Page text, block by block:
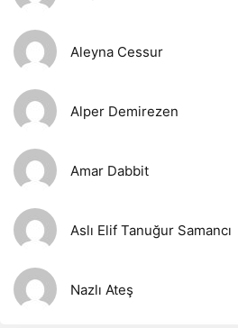
Aleyna Cessur
Alper Demirezen
Amar Dabbit
Aslı Elif Tanuğur Samancı
Nazlı Ateş